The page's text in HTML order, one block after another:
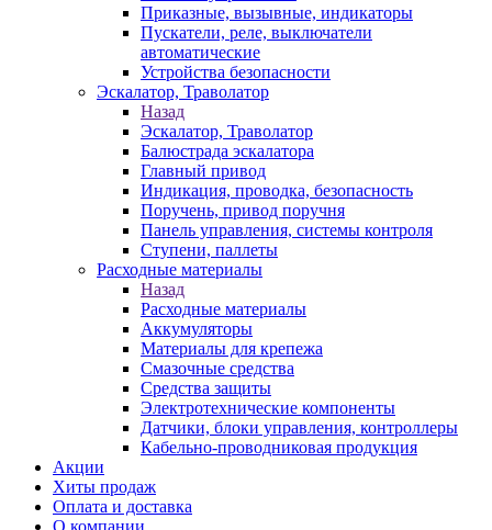
Приказные, вызывные, индикаторы
Пускатели, реле, выключатели
автоматические
Устройства безопасности
Эскалатор, Траволатор
Назад
Эскалатор, Траволатор
Балюстрада эскалатора
Главный привод
Индикация, проводка, безопасность
Поручень, привод поручня
Панель управления, системы контроля
Ступени, паллеты
Расходные материалы
Назад
Расходные материалы
Аккумуляторы
Материалы для крепежа
Смазочные средства
Средства защиты
Электротехнические компоненты
Датчики, блоки управления, контроллеры
Кабельно-проводниковая продукция
Акции
Хиты продаж
Оплата и доставка
О компании